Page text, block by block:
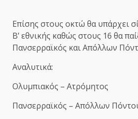
Επίσης στους οκτώ θα υπάρχει
Β’ εθνικής καθώς στους 16 θα
Πανσερραϊκός και Απόλλων
Αναλυτικά:
Ολυμπιακός – Ατρόμητος
Πανσερραϊκός – Απόλλων